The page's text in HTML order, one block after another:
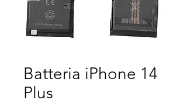
Batteria iPhone 14
Plus